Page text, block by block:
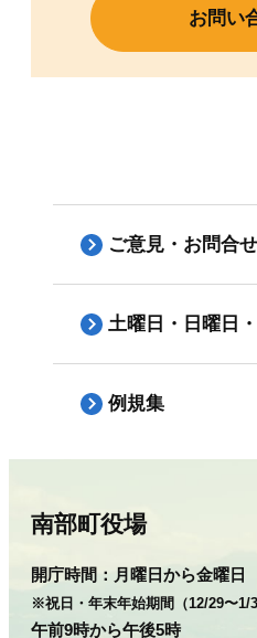
お問い
ご意見・お問合
土曜日・日曜日
例規集
南部町役場
開庁時間： 月曜日から金曜日
※祝日・年末年始期間（12/29〜1/
午前9時から午後5時